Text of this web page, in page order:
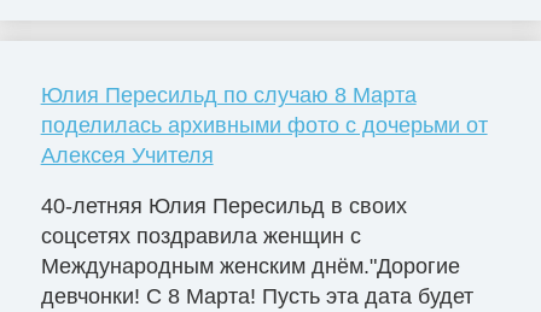
Юлия Пересильд по случаю 8 Марта
поделилась архивными фото с дочерьми от
Алексея Учителя
40-летняя Юлия Пересильд в своих
соцсетях поздравила женщин с
Международным женским днём."Дорогие
девчонки! С 8 Марта! Пусть эта дата будет